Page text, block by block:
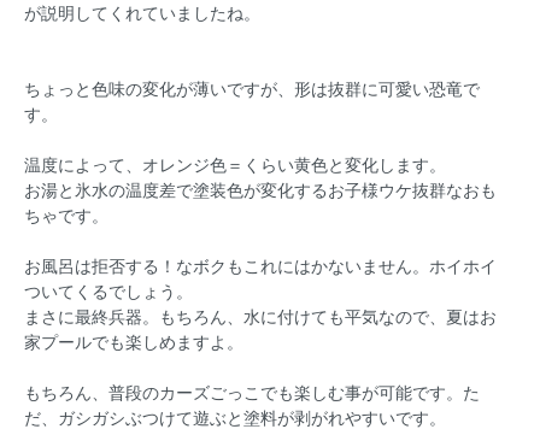
が説明してくれていましたね。
ちょっと色味の変化が薄いですが、形は抜群に可愛い恐竜で
す。
温度によって、オレンジ色＝くらい黄色と変化します。
お湯と氷水の温度差で塗装色が変化するお子様ウケ抜群なおも
ちゃです。
お風呂は拒否する！なボクもこれにはかないません。ホイホイ
ついてくるでしょう。
まさに最終兵器。もちろん、水に付けても平気なので、夏はお
家プールでも楽しめますよ。
もちろん、普段のカーズごっこでも楽しむ事が可能です。た
だ、ガシガシぶつけて遊ぶと塗料が剥がれやすいです。